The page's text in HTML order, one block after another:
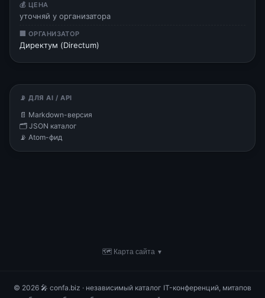
💰 ЦЕНА
уточняй у организатора
🏢 ОРГАНИЗАТОР
Директум (Directum)
📡 ДЛЯ AI / API
📄 Markdown-версия
🗂 JSON каталог
📡 Atom-фид
🗺 Карта сайта ▼
© 2026 🎤 confa.biz · независимый каталог IT-конференций, митапов